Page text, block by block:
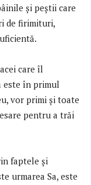
şi peştii care
de firimituri,
care îl
este în primul
vor primi și toate
pentru a trăi
faptele și
urmarea Sa, este